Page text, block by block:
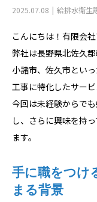
2025.07.08 給排水衛生
こんにちは！有限会社
弊社は長野県北佐久
小諸市、佐久市とい
工事に特化したサービ
今回は未経験からで
し、さらに興味を持
ます。
手に職をつけ
まる背景